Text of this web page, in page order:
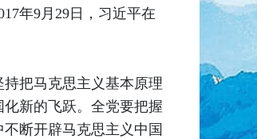
年9月29日，习近平在
把马克思主义基本原理
新的飞跃。全党要把握
断开辟马克思主义中国